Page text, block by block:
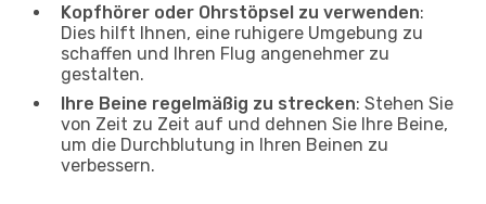
Kopfhörer oder Ohrstöpsel zu verwenden:
Dies hilft Ihnen, eine ruhigere Umgebung zu
schaffen und Ihren Flug angenehmer zu
gestalten.
Ihre Beine regelmäßig zu strecken: Stehen Sie
von Zeit zu Zeit auf und dehnen Sie Ihre Beine,
um die Durchblutung in Ihren Beinen zu
verbessern.